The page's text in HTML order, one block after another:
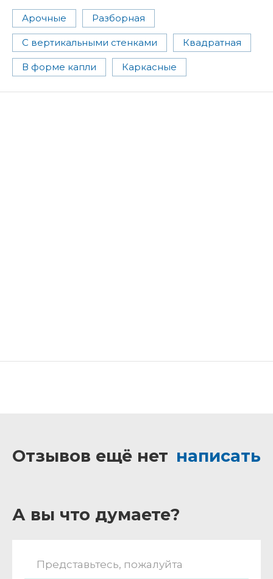
Арочные Разборная
С вертикальными стенками Квадратная
В форме капли Каркасные
Отзывов ещё нет написать
А вы что думаете?